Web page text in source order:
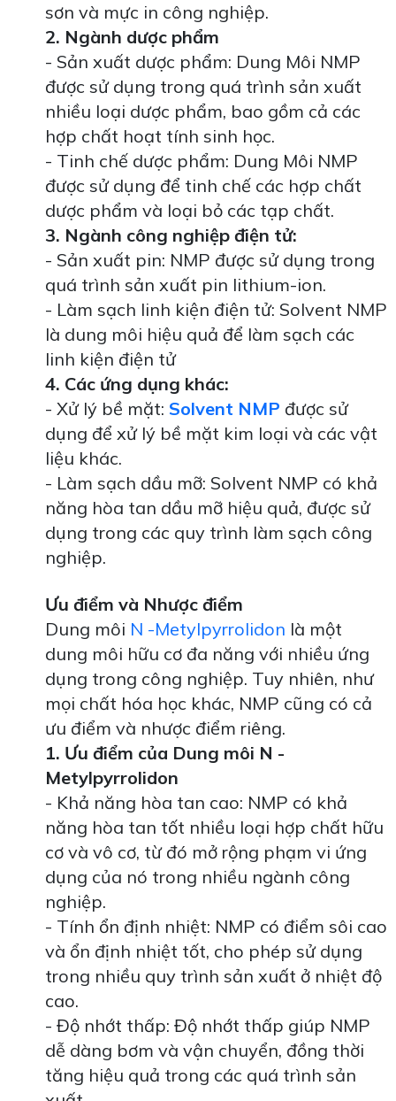
sơn và mực in công nghiệp.
2. Ngành dược phẩm
- Sản xuất dược phẩm: Dung Môi NMP
được sử dụng trong quá trình sản xuất
nhiều loại dược phẩm, bao gồm cả các
hợp chất hoạt tính sinh học.
- Tinh chế dược phẩm: Dung Môi NMP
được sử dụng để tinh chế các hợp chất
dược phẩm và loại bỏ các tạp chất.
3. Ngành công nghiệp điện tử:
- Sản xuất pin: NMP được sử dụng trong
quá trình sản xuất pin lithium-ion.
- Làm sạch linh kiện điện tử: Solvent NMP
là dung môi hiệu quả để làm sạch các
linh kiện điện tử
4. Các ứng dụng khác:
- Xử lý bề mặt: Solvent NMP được sử
dụng để xử lý bề mặt kim loại và các vật
liệu khác.
- Làm sạch dầu mỡ: Solvent NMP có khả
năng hòa tan dầu mỡ hiệu quả, được sử
dụng trong các quy trình làm sạch công
nghiệp.
Ưu điểm và Nhược điểm
Dung môi N -Metylpyrrolidon là một
dung môi hữu cơ đa năng với nhiều ứng
dụng trong công nghiệp. Tuy nhiên, như
mọi chất hóa học khác, NMP cũng có cả
ưu điểm và nhược điểm riêng.
1. Ưu điểm của Dung môi N -
Metylpyrrolidon
- Khả năng hòa tan cao: NMP có khả
năng hòa tan tốt nhiều loại hợp chất hữu
cơ và vô cơ, từ đó mở rộng phạm vi ứng
dụng của nó trong nhiều ngành công
nghiệp.
- Tính ổn định nhiệt: NMP có điểm sôi cao
và ổn định nhiệt tốt, cho phép sử dụng
trong nhiều quy trình sản xuất ở nhiệt độ
cao.
- Độ nhớt thấp: Độ nhớt thấp giúp NMP
dễ dàng bơm và vận chuyển, đồng thời
tăng hiệu quả trong các quá trình sản